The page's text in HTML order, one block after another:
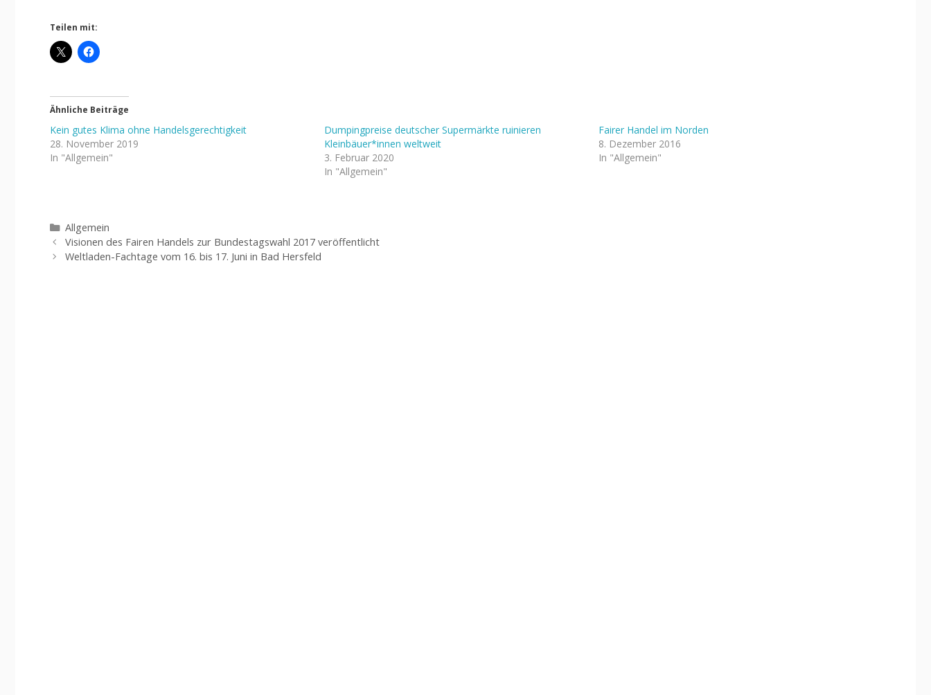
Teilen mit:
Ähnliche Beiträge
Kein gutes Klima ohne Handelsgerechtigkeit
28. November 2019
In "Allgemein"
Dumpingpreise deutscher Supermärkte ruinieren
Kleinbäuer*innen weltweit
3. Februar 2020
In "Allgemein"
Fairer Handel im Norden
8. Dezember 2016
In "Allgemein"
Kategorien
Allgemein
Visionen des Fairen Handels zur Bundestagswahl 2017 veröffentlicht
Weltladen-Fachtage vom 16. bis 17. Juni in Bad Hersfeld